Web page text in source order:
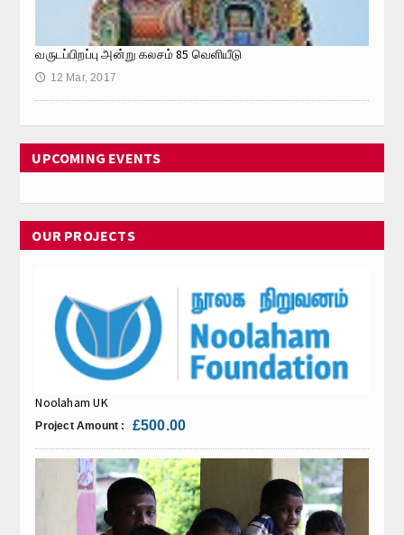
வருடப்பிறப்பு அன்று கலசம் 85 வெளியீடு
🕔 12 Mar, 2017
UPCOMING EVENTS
OUR PROJECTS
Noolaham UK
Project Amount : £500.00